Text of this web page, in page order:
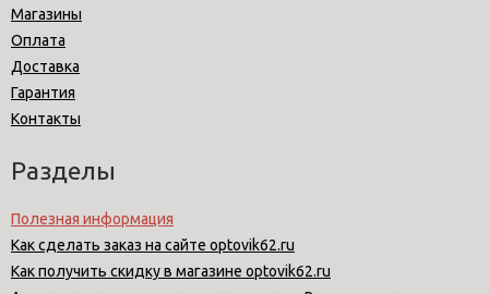
Магазины
Оплата
Доставка
Гарантия
Контакты
Разделы
Полезная информация
Как сделать заказ на сайте optovik62.ru
Как получить скидку в магазине optovik62.ru